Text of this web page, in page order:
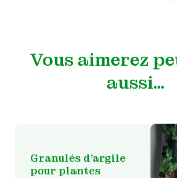
Vous aimerez
aussi…
Granulés d’argile
pour plantes